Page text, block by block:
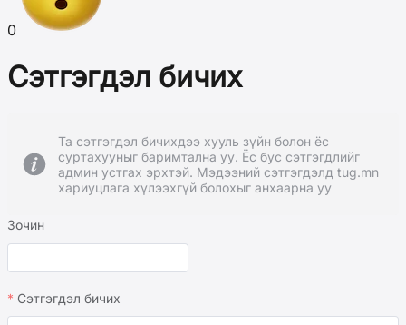
0
Сэтгэгдэл бичих
Та сэтгэгдэл бичихдээ хууль зүйн болон ёс
суртахууныг баримтална уу. Ёс бус сэтгэгдлийг
админ устгах эрхтэй. Мэдээний сэтгэгдэлд tug.mn
хариуцлага хүлээхгүй болохыг анхаарна уу
Зочин
Сэтгэгдэл бичих